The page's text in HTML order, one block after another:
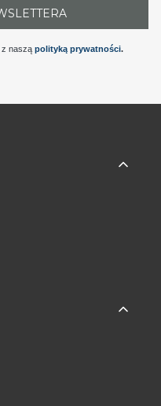
z naszą polityką prywatności.